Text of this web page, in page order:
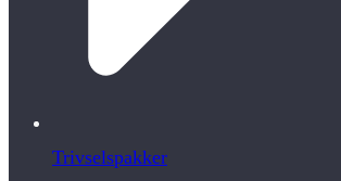
Trivselspakker